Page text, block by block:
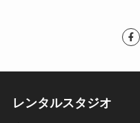
レンタルスタジオ